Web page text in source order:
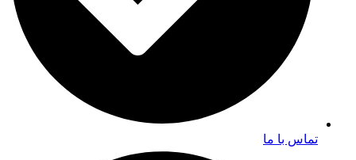
تماس با ما